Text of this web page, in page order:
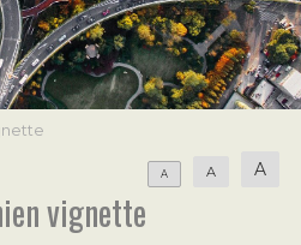
A A A
vignette